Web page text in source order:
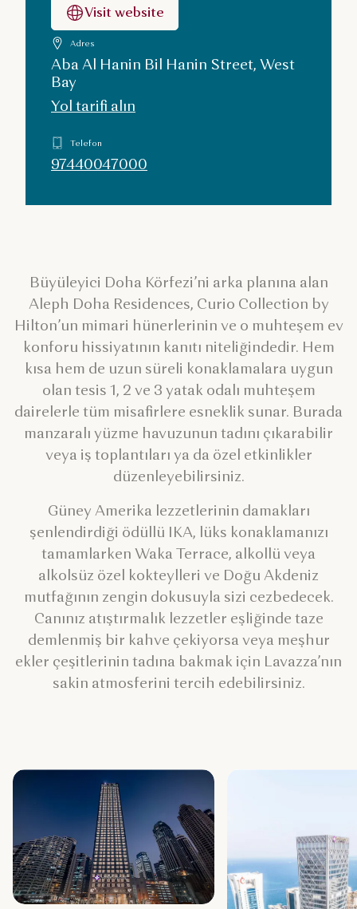
Visit website
Adres
Aba Al Hanin Bil Hanin Street, West
Bay
Yol tarifi alın
Telefon
97440047000
Büyüleyici Doha Körfezi’ni arka planına alan
Aleph Doha Residences, Curio Collection by
Hilton’un mimari hünerlerinin ve o muhteşem ev
konforu hissiyatının kanıtı niteliğindedir. Hem
kısa hem de uzun süreli konaklamalara uygun
olan tesis 1, 2 ve 3 yatak odalı muhteşem
dairelerle tüm misafirlere esneklik sunar. Burada
manzaralı yüzme havuzunun tadını çıkarabilir
veya iş toplantıları ya da özel etkinlikler
düzenleyebilirsiniz.
Güney Amerika lezzetlerinin damakları
şenlendirdiği ödüllü IKA, lüks konaklamanızı
tamamlarken Waka Terrace, alkollü veya
alkolsüz özel kokteylleri ve Doğu Akdeniz
mutfağının zengin dokusuyla sizi cezbedecek.
Canınız atıştırmalık lezzetler eşliğinde taze
demlenmiş bir kahve çekiyorsa veya meşhur
ekler çeşitlerinin tadına bakmak için Lavazza’nın
sakin atmosferini tercih edebilirsiniz.